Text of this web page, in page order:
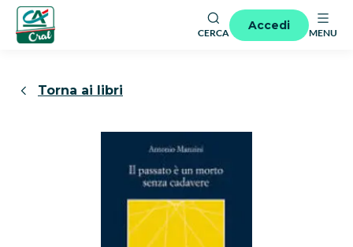
CERCA
Accedi
MENU
Torna ai libri